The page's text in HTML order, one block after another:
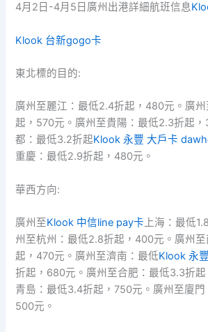
4月2日-4月5日廣州出港詳細航班信息
Klook 台新gogo卡
東北標的目的:
廣州至麗江：最低2.4折起，480元。廣
起，570元。廣州至貴陽：最低2.3折起
都：最低3.2折起Klook 永豐 大戶卡
重慶：最低2.9折起，480元。
華西方向:
廣州至Klook 中信line pay卡 上海：最低
州至杭州：最低2.8折起，400元。廣州
起，470元。廣州至濟南：最低Klook 永
折起，680元。廣州至合肥：最低3.3折
青島：最低3.4折起，750元。廣州至廈門
500元。